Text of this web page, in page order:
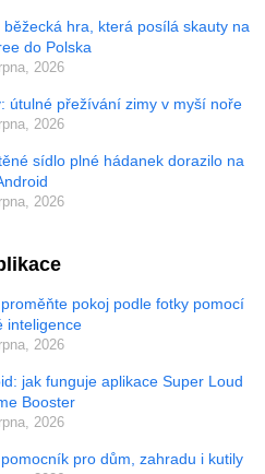
hra, která posílá skauty na
do Polska
2026
útulné přežívání zimy v myší noře
2026
sídlo plné hádanek dorazilo na
2026
pokoj podle fotky pomocí
inteligence
2026
jak funguje aplikace Super Loud
Booster
2026
pro dům, zahradu i kutily